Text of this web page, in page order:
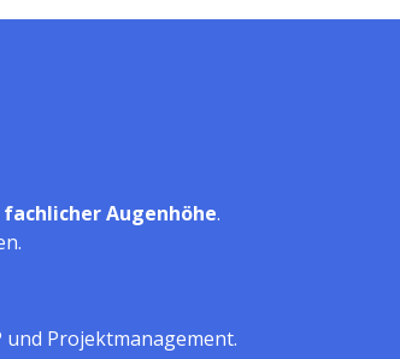
Augenhöhe.
Projektmanagement.